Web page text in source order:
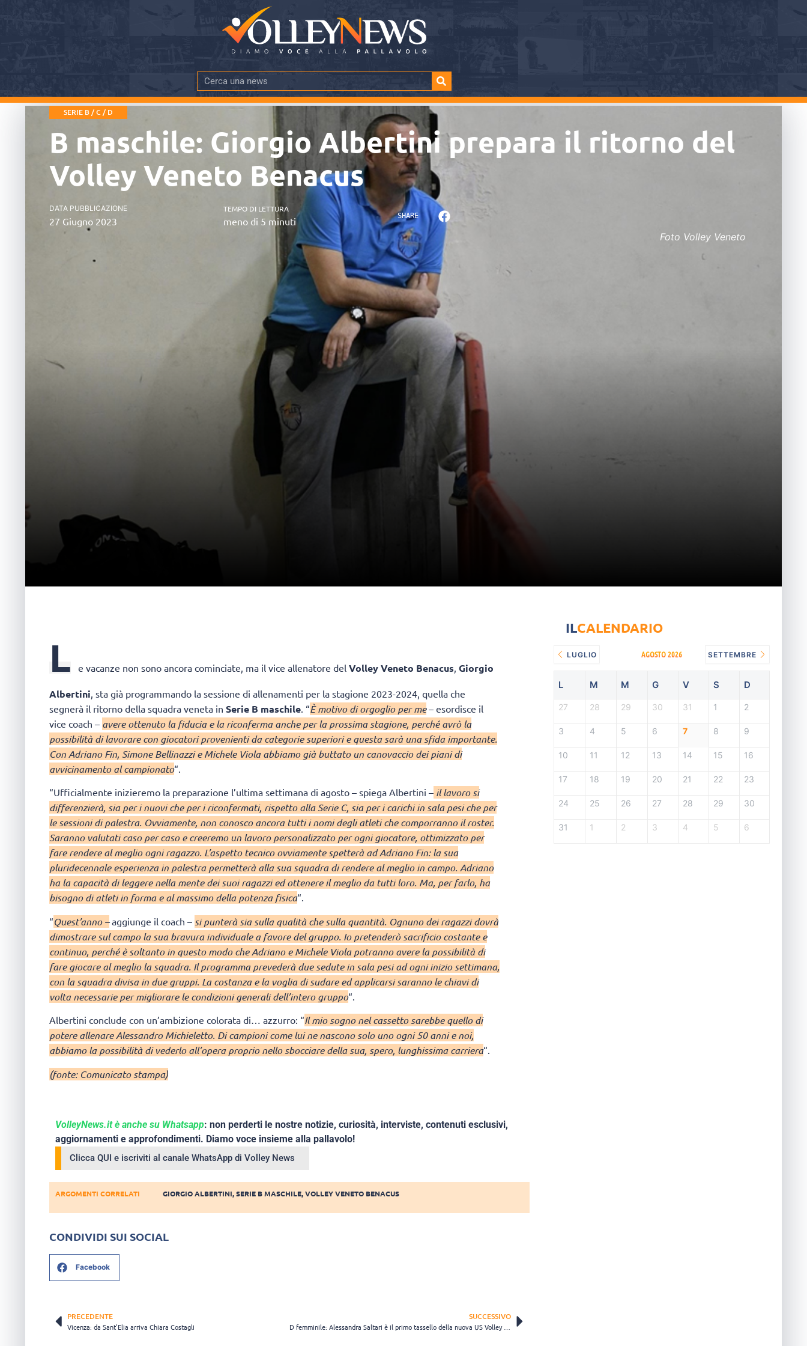
SERIE B / C / D
B maschile: Giorgio Albertini prepara il ritorno del
Volley Veneto Benacus
DATA PUBBLICAZIONE
27 Giugno 2023
TEMPO DI LETTURA
meno di 5 minuti SHARE
Foto Volley Veneto
L e vacanze non sono ancora cominciate, ma il vice allenatore del Volley Veneto Benacus Giorgio
Albertini , sta già programmando la sessione di allenamenti per la stagione 2023-2024, quella che
segnerà il ritorno della squadra veneta in Serie B maschile . “È motivo di orgoglio per me– esordisce il
vice coach – avere ottenuto la fiducia e la riconferma anche per la prossima stagione, perché avrò la
possibilità di lavorare con giocatori provenienti da categorie superiori e questa sarà una sfida importante.
Con Adriano Fin, Simone Bellinazzi e Michele Viola abbiamo già buttato un canovaccio dei piani di
avvicinamento al campionato“.
“Ufficialmente inizieremo la preparazione l’ultima settimana di agosto – spiega Albertini – il lavoro si
differenzierà, sia per i nuovi che per i riconfermati, rispetto alla Serie C, sia per i carichi in sala pesi che per
le sessioni di palestra. Ovviamente, non conosco ancora tutti i nomi degli atleti che comporranno il roster.
Saranno valutati caso per caso e creeremo un lavoro personalizzato per ogni giocatore, ottimizzato per
fare rendere al meglio ogni ragazzo. L’aspetto tecnico ovviamente spetterà ad Adriano Fin: la sua
pluridecennale esperienza in palestra permetterà alla sua squadra di rendere al meglio in campo. Adriano
ha la capacità di leggere nella mente dei suoi ragazzi ed ottenere il meglio da tutti loro. Ma, per farlo, ha
bisogno di atleti in forma e al massimo della potenza fisica“.
“Quest’anno –aggiunge il coach – si punterà sia sulla qualità che sulla quantità. Ognuno dei ragazzi dovrà
dimostrare sul campo la sua bravura individuale a favore del gruppo. Io pretenderò sacrificio costante e
continuo, perché è soltanto in questo modo che Adriano e Michele Viola potranno avere la possibilità di
fare giocare al meglio la squadra. Il programma prevederà due sedute in sala pesi ad ogni inizio settimana,
con la squadra divisa in due gruppi. La costanza e la voglia di sudare ed applicarsi saranno le chiavi di
volta necessarie per migliorare le condizioni generali dell’intero gruppo“.
Albertini conclude con un’ambizione colorata di… azzurro: “Il mio sogno nel cassetto sarebbe quello di
potere allenare Alessandro Michieletto. Di campioni come lui ne nascono solo uno ogni 50 anni e noi,
abbiamo la possibilità di vederlo all’opera proprio nello sbocciare della sua, spero, lunghissima carriera“.
(fonte: Comunicato stampa)
VolleyNews.it è anche su Whatsapp: non perderti le nostre notizie, curiosità, interviste, contenuti esclusivi,
aggiornamenti e approfondimenti. Diamo voce insieme alla pallavolo!
Clicca QUI e iscriviti al canale WhatsApp di Volley News
ARGOMENTI CORRELATI GIORGIO ALBERTINI,SERIE B MASCHILE,VOLLEY VENETO BENACUS
CONDIVIDI SUI SOCIAL
Facebook
PRECEDENTE
Vicenza: da Sant’Elia arriva Chiara Costagli
SUCCESSIVO
ILCALENDARIO
LUGLIO AGOSTO 2026 SETTEMBRE
L M M G V S D
27 28 29 30 31 1 2
3 4 5 6 7 8 9
10 11 12 13 14 15 16
17 18 19 20 21 22 23
24 25 26 27 28 29 30
31 1 2 3 4 5 6